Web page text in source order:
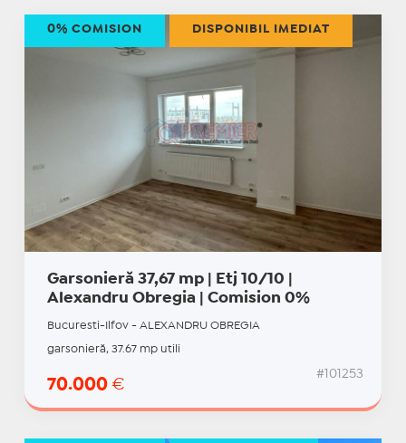
Garsonieră 37,67 mp | Etj 10/10 |
Alexandru Obregia | Comision 0%
Bucuresti-Ilfov - ALEXANDRU OBREGIA
garsonieră, 37.67 mp utili
70.000 €
#101253
0% COMISION DISPONIBIL IMEDIAT